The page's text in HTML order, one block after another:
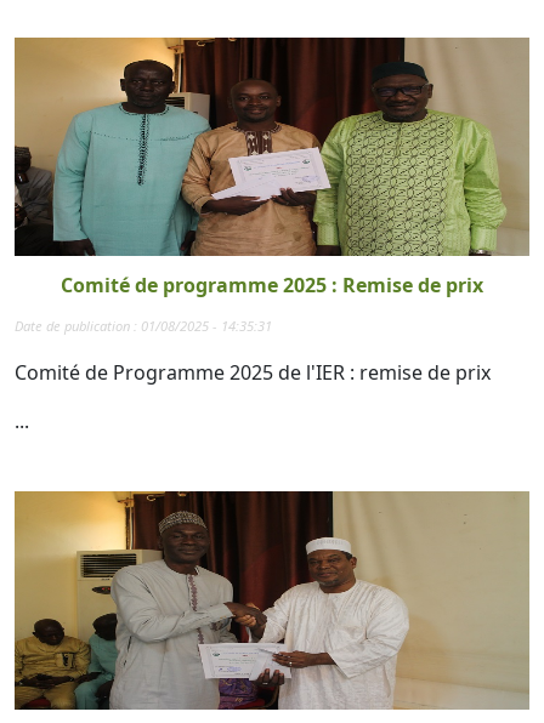
Comité de programme 2025 : Remise de prix
Date de publication : 01/08/2025 - 14:35:31
Comité de Programme 2025 de l'IER : remise de prix
...